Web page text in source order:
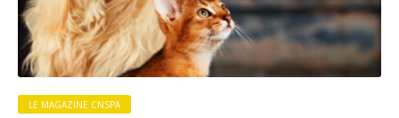
LE MAGAZINE CNSPA